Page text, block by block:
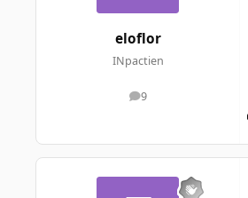
eloflor
INpactien
9
messages